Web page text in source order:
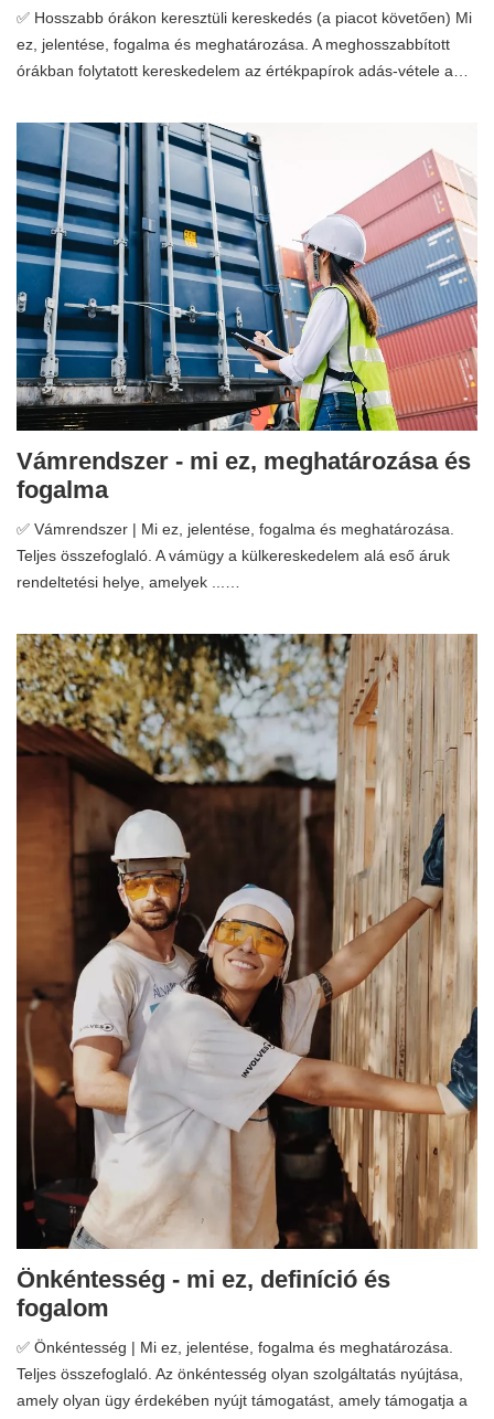
✅ Hosszabb órákon keresztüli kereskedés (a piacot követően) Mi
ez, jelentése, fogalma és meghatározása. A meghosszabbított
órákban folytatott kereskedelem az értékpapírok adás-vétele a…
Vámrendszer - mi ez, meghatározása és
fogalma
✅ Vámrendszer | Mi ez, jelentése, fogalma és meghatározása.
Teljes összefoglaló. A vámügy a külkereskedelem alá eső áruk
rendeltetési helye, amelyek ...…
Önkéntesség - mi ez, definíció és
fogalom
✅ Önkéntesség | Mi ez, jelentése, fogalma és meghatározása.
Teljes összefoglaló. Az önkéntesség olyan szolgáltatás nyújtása,
amely olyan ügy érdekében nyújt támogatást, amely támogatja a